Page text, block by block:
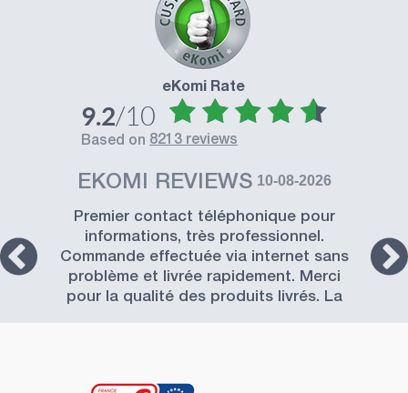
eKomi Rate
9.2/10
based on 8213 reviews
EKOMI REVIEWS 10-08-2026
Premier contact téléphonique pour
informations, très professionnel.
Commande effectuée via internet sans
problème et livrée rapidement. Merci
pour la qualité des produits livrés. La